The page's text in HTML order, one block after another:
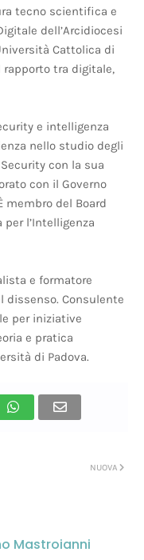
tecno scientifica e
dell’Arcidiocesi
Cattolica di
rapporto tra digitale,
e intelligenza
nello studio degli
con la sua
con il Governo
membro del Board
l’Intelligenza
e formatore
Consulente
per iniziative
e pratica
di Padova.
NUOVA
Mastroianni